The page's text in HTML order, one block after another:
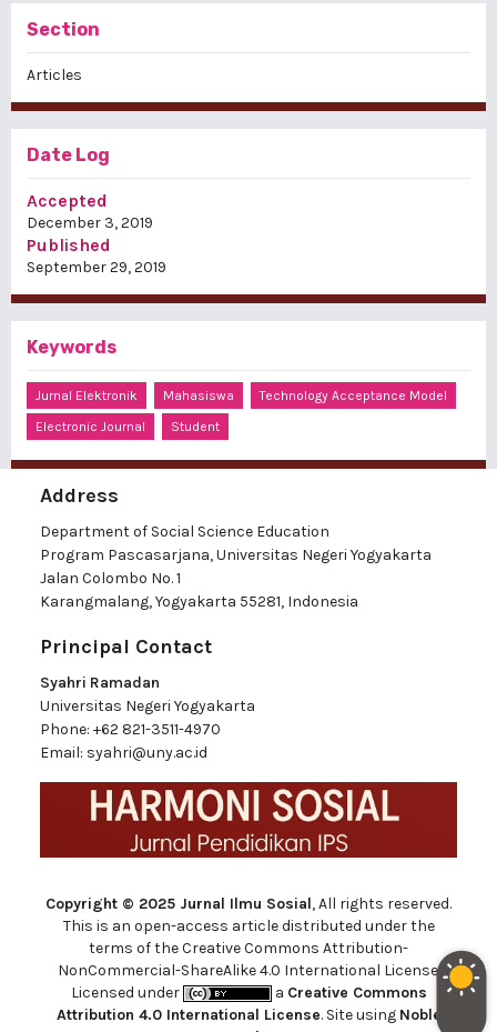
Section
Articles
Date Log
Accepted
December 3, 2019
Published
September 29, 2019
Keywords
Jurnal Elektronik Mahasiswa
Technology Acceptance Model
Electronic Journal
Student
Address
Department of Social Science Education
Program Pascasarjana, Universitas Negeri Yogyakarta
Jalan Colombo No. 1
Karangmalang, Yogyakarta 55281, Indonesia
Principal Contact
Syahri Ramadan
Universitas Negeri Yogyakarta
Phone: +62 821-3511-4970
Email: syahri@uny.ac.id
Copyright © 2025 Jurnal Ilmu Sosial, All rights reserved.
This is an open-access article distributed under the
terms of the Creative Commons Attribution-
NonCommercial-ShareAlike 4.0 International License.
Licensed under
a Creative Commons
Attribution 4.0 International License. Site using Noble